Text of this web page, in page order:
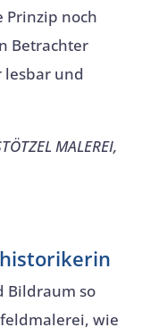
Prinzip noch
Betrachter
und
MALEREI,
Bildraum so
wie